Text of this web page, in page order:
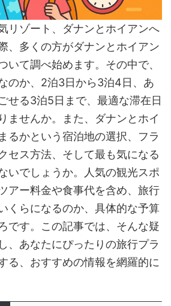
リゾート、ダナンとホイアンへ
、多くの方がダナンとホイアン
いて調べ始めます。その中で、
のか、2泊3日から3泊4日、あ
せる3泊5日まで、最適な滞在日
ませんか。また、ダナンとホイ
るかという宿泊地の選択、フラ
セス方法、そして最も気になる
いでしょうか。人気の観光スポ
アー料金や食事代を含め、旅行
くらになるのか、具体的な予算
です。この記事では、そんな疑
、あなたにぴったりの旅行プラ
る、おすすめの情報を網羅的に